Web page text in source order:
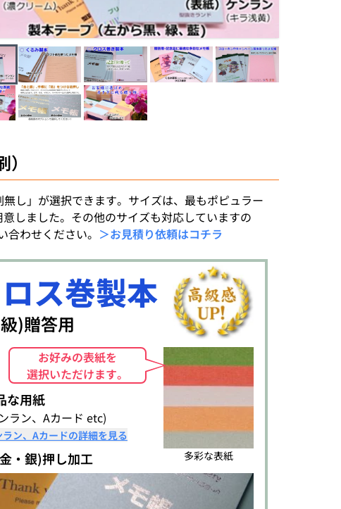
し」が選択できます。サイズは、最もポピュラー
ました。その他のサイズも対応していますの
わせください。 ＞お見積り依頼はコチラ
ス巻製本
)贈答用
お好みの表紙を
選択いただけます。
な用紙
ラン、Aカード etc)
ラン、Aカードの詳細を見る
・銀)押し加工 多彩な表紙